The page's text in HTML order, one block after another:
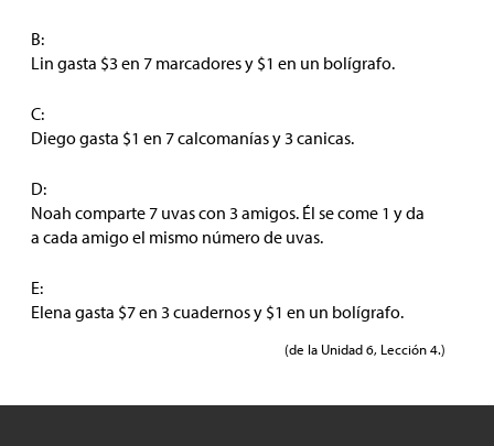
B:
Lin gasta $3 en 7 marcadores y $1 en un bolígrafo.
C:
Diego gasta $1 en 7 calcomanías y 3 canicas.
D:
Noah comparte 7 uvas con 3 amigos. Él se come 1 y da
a cada amigo el mismo número de uvas.
E:
Elena gasta $7 en 3 cuadernos y $1 en un bolígrafo.
(de la Unidad 6, Lección 4.)